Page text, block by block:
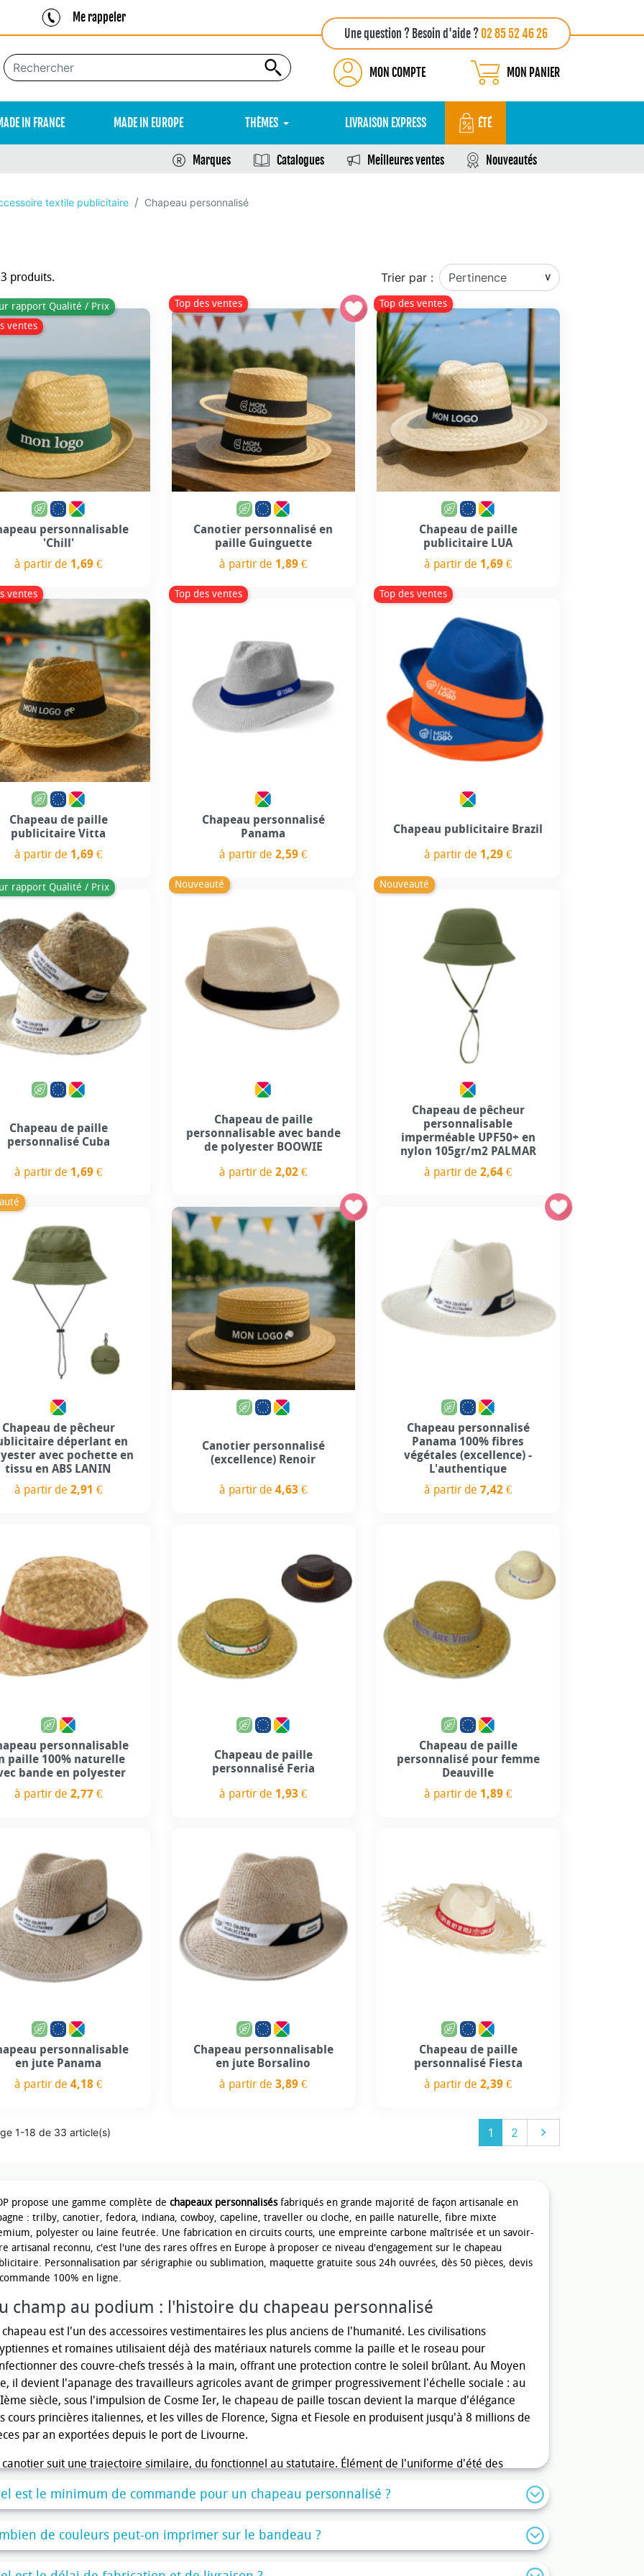
Me rappeler
Une question ? Besoin d'aide ?02 85 52 46 26
MON COMPTE MON PANIER
IN FRANCE MADE IN EUROPE THÈMES LIVRAISON EXPRESS ÉTÉ
Marques Catalogues Meilleures ventes Nouveautés
textile publicitaire Chapeau personnalisé
propose une gamme complète de chapeaux personnalisésfabriqués en grande majorité de façon artisanale en
: trilby, canotier, fedora, indiana, cowboy, capeline, traveller ou cloche, en paille naturelle, fibre mixte
polyester ou laine feutrée. Une fabrication en circuits courts, une empreinte carbone maîtrisée et un savoir-
artisanal reconnu, c'est l'une des rares offres en Europe à proposer ce niveau d'engagement sur le chapeau
Personnalisation par sérigraphie ou sublimation, maquette gratuite sous 24h ouvrées, dès 50 pièces, devis
100% en ligne.
champ au podium : l'histoire du chapeau personnalisé
chapeau est l'un des accessoires vestimentaires les plus anciens de l'humanité. Les civilisations
et romaines utilisaient déjà des matériaux naturels comme la paille et le roseau pour
des couvre-chefs tressés à la main, offrant une protection contre le soleil brûlant. Au Moyen
il devient l'apanage des travailleurs agricoles avant de grimper progressivement l'échelle sociale : au
siècle, sous l'impulsion de Cosme Ier, le chapeau de paille toscan devient la marque d'élégance
cours princières italiennes, et les villes de Florence, Signa et Fiesole en produisent jusqu'à 8 millions de
par an exportées depuis le port de Livourne.
canotier suit une trajectoire similaire, du fonctionnel au statutaire. Élément de l'uniforme d'été des
sur les rivières et canaux, d'où son nom. Dans les années 1840, lorsque la préfecture de Paris
la circulation des canots sur la Seine, le chapeau devient vite objet de mode, immortalisé par les
de l'époque dont Auguste Renoir dans son célèbre Déjeuner des canotiers. Maurice Chevalier,
Astaire et Coco Chanel en feront chacun à leur façon un symbole de liberté et d'élégance
est le minimum de commande pour un chapeau personnalisé ?
de couleurs peut-on imprimer sur le bandeau ?
produits. Trier par :
rapport Qualité / Prix
ventes
incluse
personnalisable
'Chill'
à partir de 1,69 €
Top des ventes
Personnalisation incluse
Canotier personnalisé en
paille Guinguette
à partir de 1,89 €
Top des ventes
Personnalisation incluse
Chapeau de paille
publicitaire LUA
à partir de 1,69 €
ventes
incluse
Chapeau de paille
publicitaire Vitta
à partir de 1,69 €
Top des ventes
Personnalisation incluse
Chapeau personnalisé
Panama
à partir de2,59 €
Top des ventes
Personnalisation incluse
Chapeau publicitaire Brazil
à partir de 1,29 €
rapport Qualité / Prix
incluse
Chapeau de paille
personnalisé Cuba
à partir de 1,69 €
Nouveauté
Chapeau de paille
personnalisable avec bande
de polyester BOOWIE
à partir de2,02 €
Nouveauté
Chapeau de pêcheur
personnalisable
imperméable UPF50+ en
nylon 105gr/m2 PALMAR
à partir de2,64 €
Chapeau de pêcheur
déperlant en
avec pochette en
tissu en ABS LANIN
à partir de2,91 €
Personnalisation incluse
Canotier personnalisé
(excellence) Renoir
à partir de4,63 €
Personnalisation incluse
Chapeau personnalisé
Panama 100% fibres
végétales (excellence) -
L'authentique
à partir de7,42 €
personnalisable
paille 100% naturelle
bande en polyester
à partir de2,77 €
Personnalisation incluse
Chapeau de paille
personnalisé Feria
à partir de 1,93 €
Personnalisation incluse
Chapeau de paille
personnalisé pour femme
Deauville
à partir de 1,89 €
incluse
personnalisable
en jute Panama
à partir de4,18 €
Personnalisation incluse
Chapeau personnalisable
en jute Borsalino
à partir de3,89 €
Personnalisation incluse
Chapeau de paille
personnalisé Fiesta
à partir de2,39 €
1-18 de 33 article(s) 1 2 Suivant
